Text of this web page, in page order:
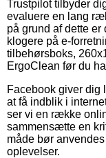
Trustpilot tilbyder
evaluere en lang
på grund af dette
klogere på e-
tilbehørsboks,
ErgoClean før du
Facebook giver dig
at få indblik i
ser vi en række
sammensætte en
måde bør
oplevelser.